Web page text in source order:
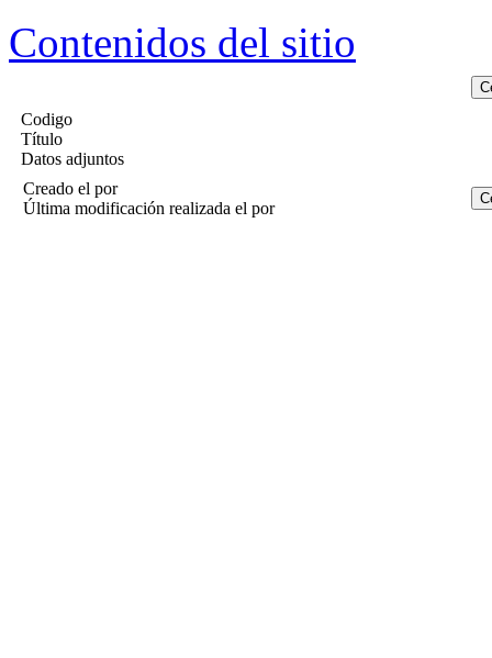
Contenidos del sitio
Codigo
Título
Datos adjuntos
Creado el por
Última modificación realizada el por